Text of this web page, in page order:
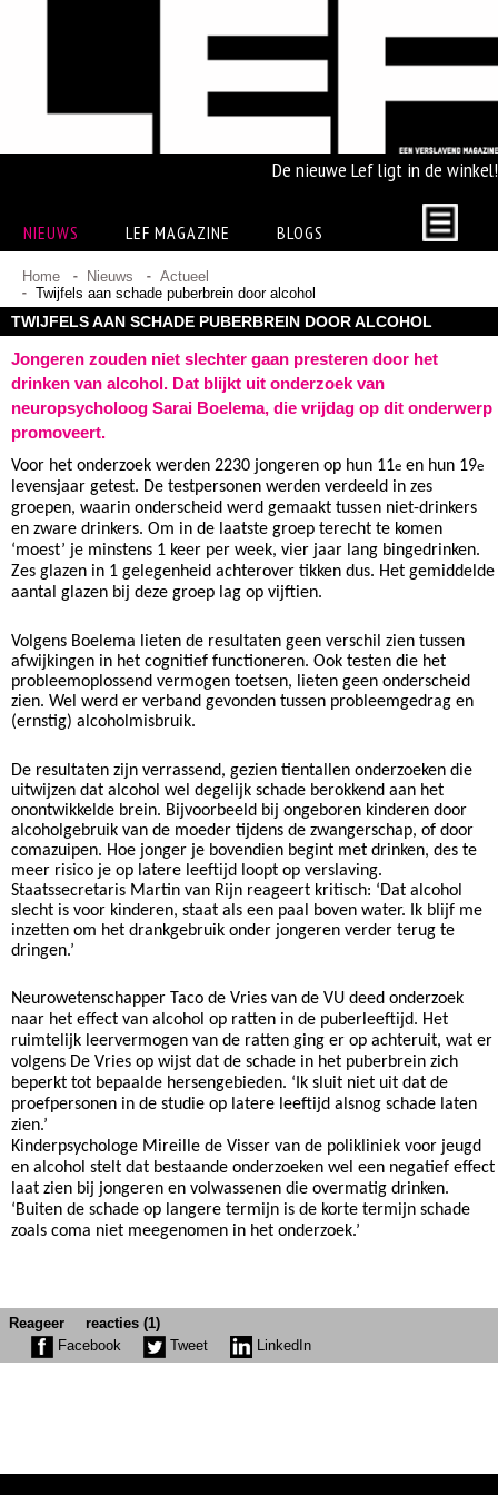
De nieuwe Lef ligt in de winkel!
NIEUWS LEF MAGAZINE BLOGS
Home Nieuws
Actueel
Twijfels aan schade puberbrein door alcohol
TWIJFELS AAN SCHADE PUBERBREIN DOOR ALCOHOL
Jongeren zouden niet slechter gaan presteren door het
drinken van alcohol. Dat blijkt uit onderzoek van
neuropsycholoog Sarai Boelema, die vrijdag op dit onderwerp
promoveert.
Voor het onderzoek werden 2230 jongeren op hun 11e en hun 19e
levensjaar getest. De testpersonen werden verdeeld in zes
groepen, waarin onderscheid werd gemaakt tussen niet-drinkers
en zware drinkers. Om in de laatste groep terecht te komen
‘moest’ je minstens 1 keer per week, vier jaar lang bingedrinken.
Zes glazen in 1 gelegenheid achterover tikken dus. Het gemiddelde
aantal glazen bij deze groep lag op vijftien.
Volgens Boelema lieten de resultaten geen verschil zien tussen
afwijkingen in het cognitief functioneren. Ook testen die het
probleemoplossend vermogen toetsen, lieten geen onderscheid
zien. Wel werd er verband gevonden tussen probleemgedrag en
(ernstig) alcoholmisbruik.
De resultaten zijn verrassend, gezien tientallen onderzoeken die
uitwijzen dat alcohol wel degelijk schade berokkend aan het
onontwikkelde brein. Bijvoorbeeld bij ongeboren kinderen door
alcoholgebruik van de moeder tijdens de zwangerschap, of door
comazuipen. Hoe jonger je bovendien begint met drinken, des te
meer risico je op latere leeftijd loopt op verslaving.
Staatssecretaris Martin van Rijn reageert kritisch: ‘Dat alcohol
slecht is voor kinderen, staat als een paal boven water. Ik blijf me
inzetten om het drankgebruik onder jongeren verder terug te
dringen.’
Neurowetenschapper Taco de Vries van de VU deed onderzoek
naar het effect van alcohol op ratten in de puberleeftijd. Het
ruimtelijk leervermogen van de ratten ging er op achteruit, wat er
volgens De Vries op wijst dat de schade in het puberbrein zich
beperkt tot bepaalde hersengebieden. ‘Ik sluit niet uit dat de
proefpersonen in de studie op latere leeftijd alsnog schade laten
zien.’
Kinderpsychologe Mireille de Visser van de polikliniek voor jeugd
en alcohol stelt dat bestaande onderzoeken wel een negatief effect
laat zien bij jongeren en volwassenen die overmatig drinken.
‘Buiten de schade op langere termijn is de korte termijn schade
zoals coma niet meegenomen in het onderzoek.’
Reageer
reacties (1)
Facebook
Tweet LinkedIn